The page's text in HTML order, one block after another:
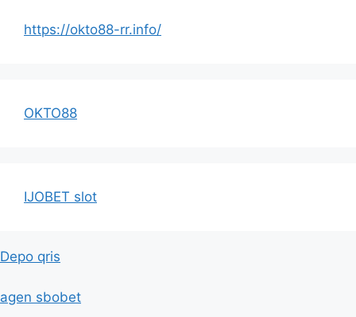
https://okto88-rr.info/
OKTO88
IJOBET slot
Depo qris
agen sbobet